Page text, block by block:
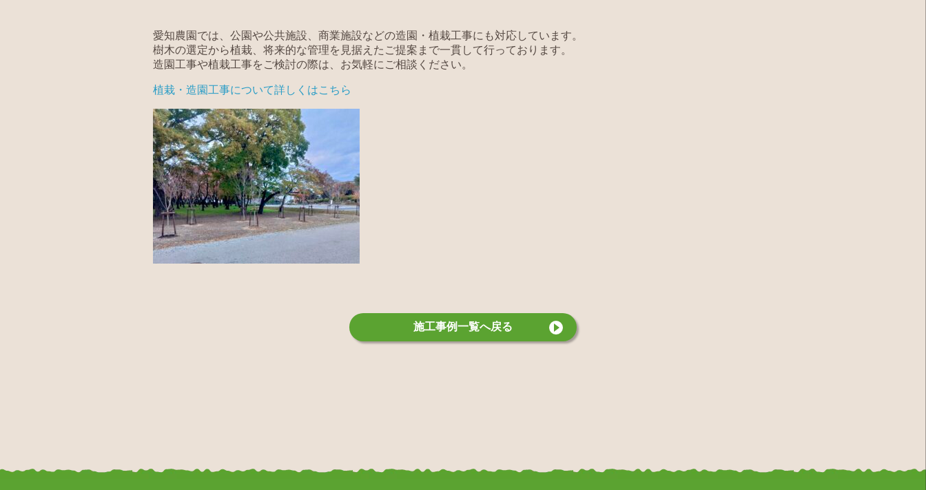
愛知農園では、公園や公共施設、商業施設などの造園・植栽工事にも対応しています。
樹木の選定から植栽、将来的な管理を見据えたご提案まで一貫して行っております。
造園工事や植栽工事をご検討の際は、お気軽にご相談ください。
植栽・造園工事について詳しくはこちら
施工事例一覧へ戻る